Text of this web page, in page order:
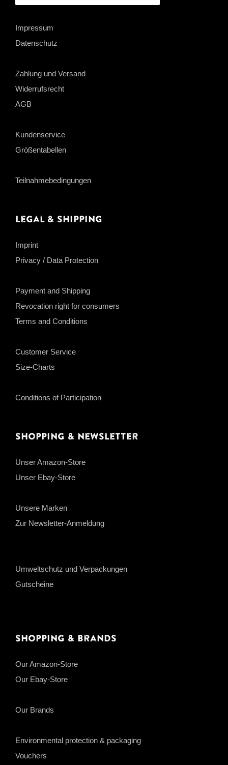
Impressum
Datenschutz
Zahlung und Versand
Widerrufsrecht
AGB
Kundenservice
Größentabellen
Teilnahmebedingungen
Legal & Shipping
Imprint
Privacy / Data Protection
Payment and Shipping
Revocation right for consumers
Terms and Conditions
Customer Service
Size-Charts
Conditions of Participation
Shopping & Newsletter
Unser Amazon-Store
Unser Ebay-Store
Unsere Marken
Zur Newsletter-Anmeldung
Umweltschutz und Verpackungen
Gutscheine
Shopping & Brands
Our Amazon-Store
Our Ebay-Store
Our Brands
Environmental protection & packaging
Vouchers